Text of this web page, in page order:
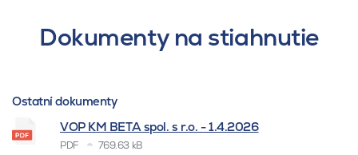
Dokumenty na stiahnutie
Ostatní dokumenty
VOP KM BETA spol. s r.o. - 1.4.2026
PDF 769.63 kB